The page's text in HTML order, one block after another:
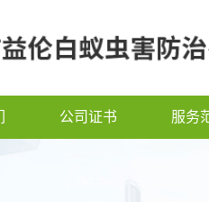
公司证书 服务